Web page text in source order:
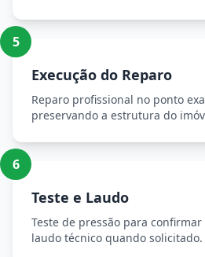
5
Execução do Reparo
Reparo profissional no ponto
preservando a estrutura do
6
Teste e Laudo
Teste de pressão para
laudo técnico quando solicitado.